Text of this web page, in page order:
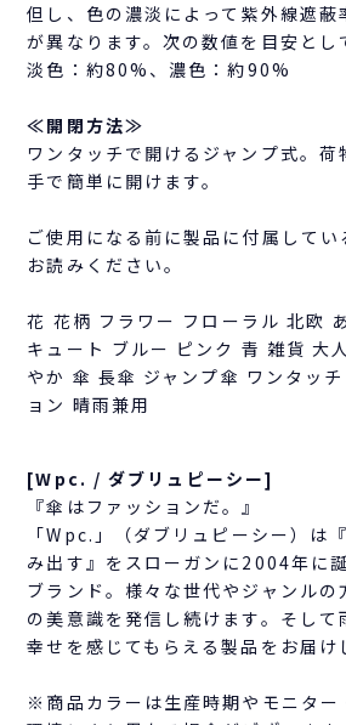
但し、色の濃淡によって紫外線遮蔽
が異なります。次の数値を目安とし
淡色：約80%、濃色：約90%
≪開閉方法≫
ワンタッチで開けるジャンプ式。荷
手で簡単に開けます。
ご使用になる前に製品に付属して
お読みください。
花 花柄 フラワー フローラル 北欧
キュート ブルー ピンク 青 雑貨 大
やか 傘 長傘 ジャンプ傘 ワンタッ
ョン 晴雨兼用
[Wpc. / ダブリュピーシー]
『傘はファッションだ。』
「Wpc.」（ダブリュピーシー）は
み出す』をスローガンに2004年に
ブランド。様々な世代やジャンルの
の美意識を発信し続けます。そして
幸せを感じてもらえる製品をお届け
※商品カラーは生産時期やモニター